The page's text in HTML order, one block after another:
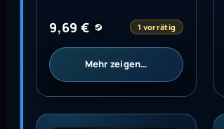
9,69 € 1 vorrätig
Mehr zeigen…